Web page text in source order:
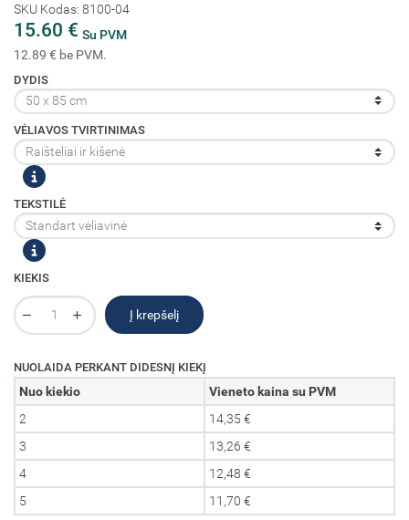
SKU Kodas: 8100-04
15.60 € Su PVM
12.89 € be PVM.
DYDIS
VĖLIAVOS TVIRTINIMAS
TEKSTILĖ
KIEKIS
Į krepšelį
NUOLAIDA PERKANT DIDESNĮ KIEKĮ
Nuo kiekio
Vieneto kaina su PVM
2
14,35 €
3
13,26 €
4
12,48 €
5
11,70 €